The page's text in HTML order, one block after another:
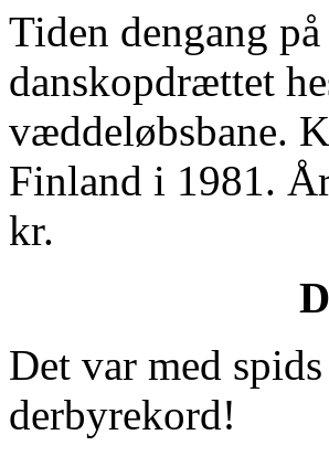
Tiden dengang
danskopdrættet
væddeløbsbane.
Finland i 1981.
kr.
Det var med
derbyrekord!